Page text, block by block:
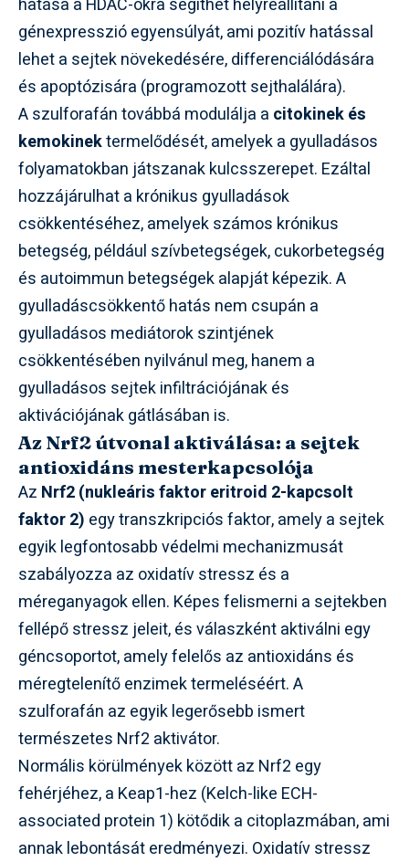
génexpresszió egyensúlyát, ami pozitív hatással
lehet a sejtek növekedésére, differenciálódására
és apoptózisára (programozott sejthalálára).
A szulforafán továbbá modulálja a citokinek és
kemokinektermelődését, amelyek a gyulladásos
folyamatokban játszanak kulcsszerepet. Ezáltal
hozzájárulhat a krónikus gyulladások
csökkentéséhez, amelyek számos krónikus
betegség, például szívbetegségek, cukorbetegség
és autoimmun betegségek alapját képezik. A
gyulladáscsökkentő hatás nem csupán a
gyulladásos mediátorok szintjének
csökkentésében nyilvánul meg, hanem a
gyulladásos sejtek infiltrációjának és
aktivációjának gátlásában is.
Az Nrf2 útvonal aktiválása: a sejtek
antioxidáns mesterkapcsolója
Az Nrf2 (nukleáris faktor eritroid 2-kapcsolt
faktor 2) egy transzkripciós faktor, amely a sejtek
egyik legfontosabb védelmi mechanizmusát
szabályozza az oxidatív stressz és a
méreganyagok ellen. Képes felismerni a sejtekben
fellépő stressz jeleit, és válaszként aktiválni egy
géncsoportot, amely felelős az antioxidáns és
méregtelenítő enzimek termeléséért. A
szulforafán az egyik legerősebb ismert
természetes Nrf2 aktivátor.
Normális körülmények között az Nrf2 egy
fehérjéhez, a Keap1-hez (Kelch-like ECH-
associated protein 1) kötődik a citoplazmában, ami
annak lebontását eredményezi. Oxidatív stressz